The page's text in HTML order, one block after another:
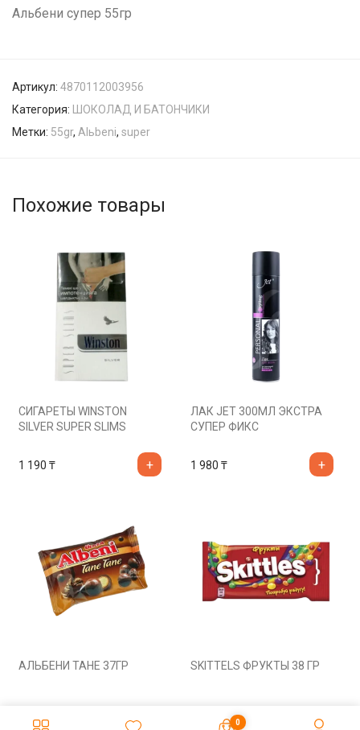
Альбени супер 55гр
Артикул: 4870112003956
Категория:
ШОКОЛАД И БАТОНЧИКИ
Метки: 55gr, Alьbeni, super
Похожие товары
СИГАРЕТЫ WINSTON
SILVER SUPER SLIMS
1 190 ₸
ЛАК JET 300МЛ ЭКСТРА
СУПЕР ФИКС
1 980 ₸
АЛЬБЕНИ ТАНЕ 37ГР
385₸
SKITTELS ФРУКТЫ 38 ГР
0